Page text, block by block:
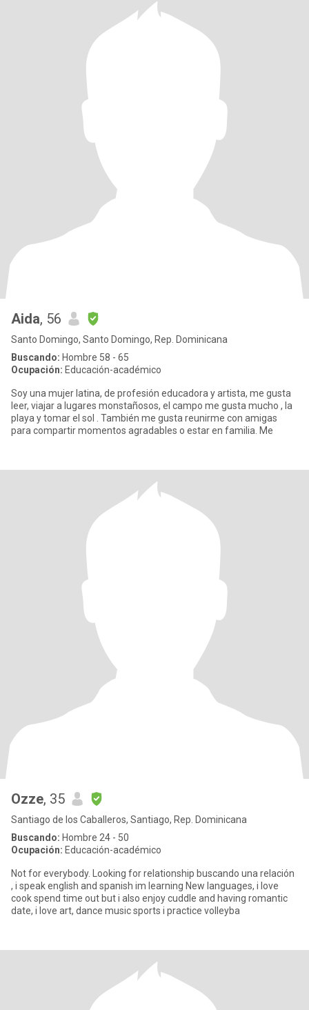
Aida, 56
Santo Domingo, Santo Domingo, Rep. Dominicana
Buscando: Hombre 58 - 65
Ocupación: Educación-académico
Soy una mujer latina, de profesión educadora y artista, me gusta
leer, viajar a lugares monstañosos, el campo me gusta mucho , la
playa y tomar el sol . También me gusta reunirme con amigas
para compartir momentos agradables o estar en familia. Me
Ozze, 35
Santiago de los Caballeros, Santiago, Rep. Dominicana
Buscando: Hombre 24 - 50
Ocupación: Educación-académico
Not for everybody. Looking for relationship buscando una relación
, i speak english and spanish im learning New languages, i love
cook spend time out but i also enjoy cuddle and having romantic
date, i love art, dance music sports i practice volleyba